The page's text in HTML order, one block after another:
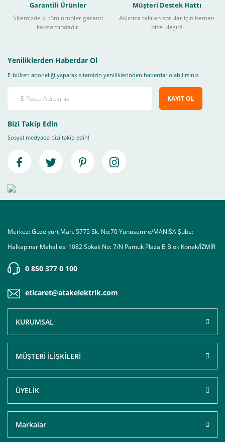
Garantili Ürünler
Sitemizde ki tüm ürünler garanti
kapsamındadır.
Müşteri Destek Hattı
Aklınıza takılan sorular için hemen
bize ulaşın!
Yeniliklerden Haberdar Ol
E-bülten aboneliği yaparak sitemizin yeniliklerinden haberdar olabilirsiniz.
KAYIT OL
Bizi Takip Edin
Sosyal medyada bizi takip edin!
Merkez: Güzelyurt Mah. 5775 Sk. No:70 Yunusemre/MANİSA Şube:
Halkapınar Mahallesi 1082 Sokak No: 7/N Pamuk Plaza B Blok Konak/İZMİR
0 850 377 0 100
eticaret@atakelektrik.com
KURUMSAL
MÜŞTERİ İLİŞKİLERİ
ÜYELİK
Markalar